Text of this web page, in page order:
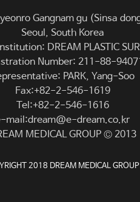
Gangnam gu (Sinsa
Seoul, South Korea
DREAM PLASTIC
Number: 211-88-
PARK, Yang-Soo
Fax:+82-2-546-1619
Tel:+82-2-546-1616
mail:dream@e-dream.co.kr
MEDICAL GROUP © 2013
2018 DREAM MEDICAL